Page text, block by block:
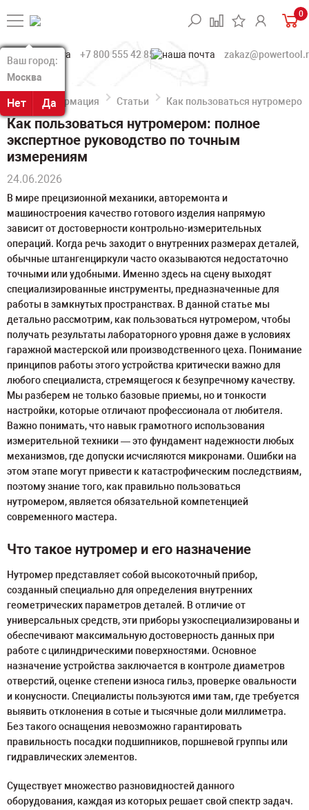
Ваш город:
Москва
Нет Да
Ваш город:
Москва
Нет Да
0
+7 800 555 42 85
Информация Статьи Как пользоваться
Как пользоваться нутромером: полное
экспертное руководство по точным
измерениям
24.06.2026
В мире прецизионной механики, авторемонта и
машиностроения качество готового изделия напрямую
зависит от достоверности контрольно-измерительных
операций. Когда речь заходит о внутренних размерах деталей,
обычные штангенциркули часто оказываются недостаточно
точными или удобными. Именно здесь на сцену выходят
специализированные инструменты, предназначенные для
работы в замкнутых пространствах. В данной статье мы
детально рассмотрим, как пользоваться нутромером, чтобы
получать результаты лабораторного уровня даже в условиях
гаражной мастерской или производственного цеха. Понимание
принципов работы этого устройства критически важно для
любого специалиста, стремящегося к безупречному качеству.
Мы разберем не только базовые приемы, но и тонкости
настройки, которые отличают профессионала от любителя.
Важно понимать, что навык грамотного использования
измерительной техники — это фундамент надежности любых
механизмов, где допуски исчисляются микронами. Ошибки на
этом этапе могут привести к катастрофическим последствиям,
поэтому знание того, как правильно пользоваться
нутромером, является обязательной компетенцией
современного мастера.
Что такое нутромер и его назначение
Нутромер представляет собой высокоточный прибор,
созданный специально для определения внутренних
геометрических параметров деталей. В отличие от
универсальных средств, эти приборы узкоспециализированы и
обеспечивают максимальную достоверность данных при
работе с цилиндрическими поверхностями. Основное
назначение устройства заключается в контроле диаметров
отверстий, оценке степени износа гильз, проверке овальности
и конусности. Специалисты пользуются ими там, где требуется
выявить отклонения в сотые и тысячные доли миллиметра.
Без такого оснащения невозможно гарантировать
правильность посадки подшипников, поршневой группы или
гидравлических элементов.
Существует множество разновидностей данного
оборудования, каждая из которых решает свой спектр задач.